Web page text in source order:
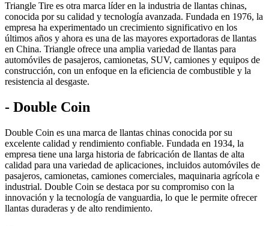
Triangle Tire es otra marca líder en la industria de llantas chinas,
conocida por su calidad y tecnología avanzada. Fundada en 1976, la
empresa ha experimentado un crecimiento significativo en los
últimos años y ahora es una de las mayores exportadoras de llantas
en China. Triangle ofrece una amplia variedad de llantas para
automóviles de pasajeros, camionetas, SUV, camiones y equipos de
construcción, con un enfoque en la eficiencia de combustible y la
resistencia al desgaste.
- Double Coin
Double Coin es una marca de llantas chinas conocida por su
excelente calidad y rendimiento confiable. Fundada en 1934, la
empresa tiene una larga historia de fabricación de llantas de alta
calidad para una variedad de aplicaciones, incluidos automóviles de
pasajeros, camionetas, camiones comerciales, maquinaria agrícola e
industrial. Double Coin se destaca por su compromiso con la
innovación y la tecnología de vanguardia, lo que le permite ofrecer
llantas duraderas y de alto rendimiento.